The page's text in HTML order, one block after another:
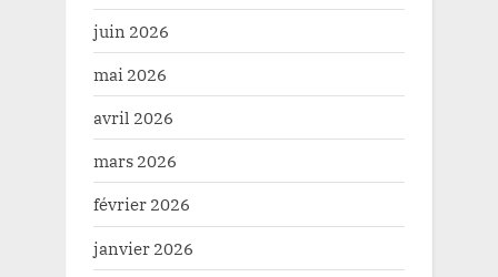
juin 2026
mai 2026
avril 2026
mars 2026
février 2026
janvier 2026